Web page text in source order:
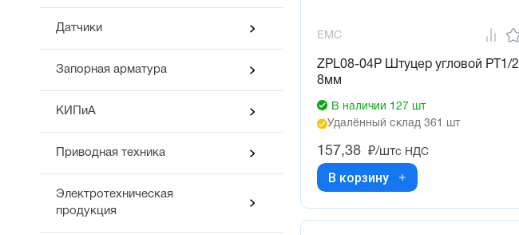
Датчики
Запорная арматура
КИПиА
Приводная техника
Электротехническая
продукция
EMC
ZPL08-04P Штуцер угловой PT1/2
8мм
В наличии 127 шт
Удалённый склад 361 шт
157,38 ₽/штс НДС
В корзину